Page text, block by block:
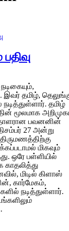
தமிழ்,
தமிழ்
மூலமாக
பவனனின்
27 அன்று
மிகவும்
ஒரே பள்ளியில்
மிடில் கிளாஸ்
கார்மேகம்,
நடித்துள்ளார்.